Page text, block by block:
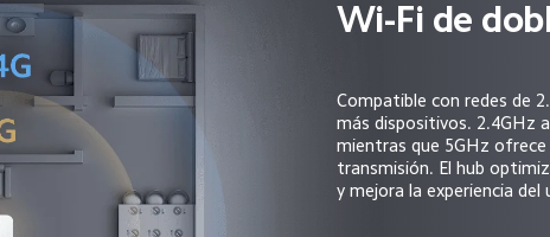
Wi-Fi de
Compatible con redes de
más dispositivos. 2.4GHz
mientras que 5GHz ofrece
transmisión. El hub
y mejora la experiencia del